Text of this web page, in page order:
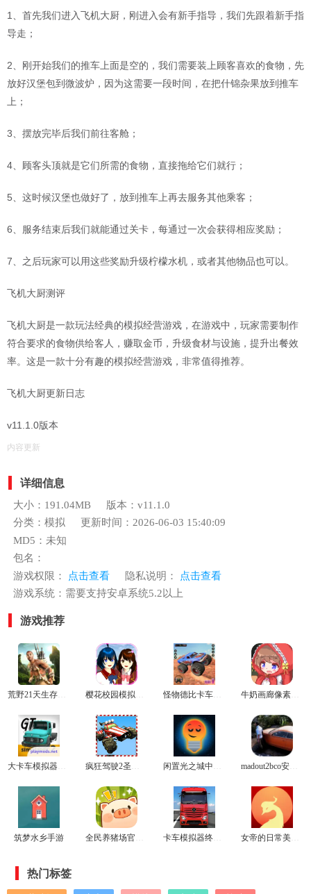
1、首先我们进入飞机大厨，刚进入会有新手指导，我们先跟着新手指
导走；
2、刚开始我们的推车上面是空的，我们需要装上顾客喜欢的食物，先
放好汉堡包到微波炉，因为这需要一段时间，在把什锦杂果放到推车
上；
3、摆放完毕后我们前往客舱；
4、顾客头顶就是它们所需的食物，直接拖给它们就行；
5、这时候汉堡也做好了，放到推车上再去服务其他乘客；
6、服务结束后我们就能通过关卡，每通过一次会获得相应奖励；
7、之后玩家可以用这些奖励升级柠檬水机，或者其他物品也可以。
飞机大厨测评
飞机大厨是一款玩法经典的模拟经营游戏，在游戏中，玩家需要制作
符合要求的食物供给客人，赚取金币，升级食材与设施，提升出餐效
率。这是一款十分有趣的模拟经营游戏，非常值得推荐。
飞机大厨更新日志
v11.1.0版本
内容更新
详细信息
大小：191.04MB
版本：v11.1.0
分类：模拟
更新时间：2026-06-03 15:40:09
MD5：未知
包名：
游戏权限：
点击查看 隐私说明：
点击查看
游戏系统：需要支持安卓系统5.2以上
游戏推荐
筑梦水乡手游
热门标签